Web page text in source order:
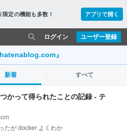
限定の機能も多数！ アプリで開く
ユーザー登録
ログイン
』
新着 すべて
かって得られたことの記録 - テ
たが docker よくわか